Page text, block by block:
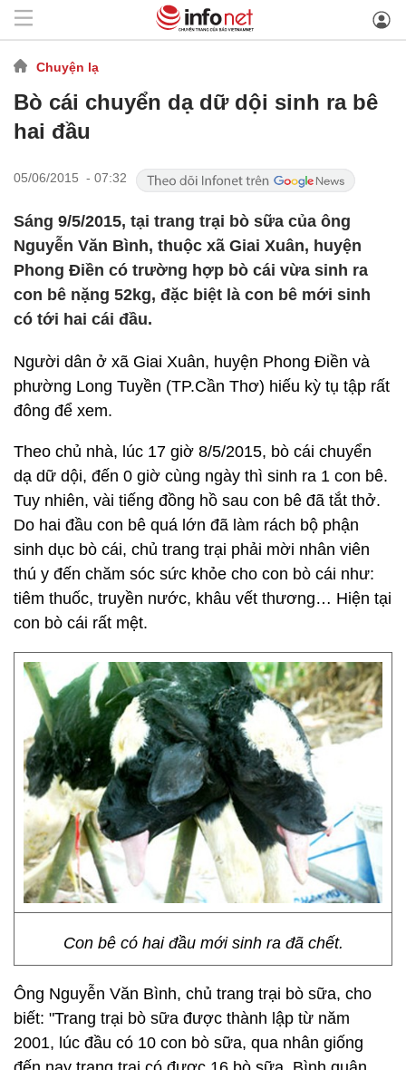
Chuyện lạ
Bò cái chuyển dạ dữ dội sinh ra bê
hai đầu
05/06/2015 - 07:32
Sáng 9/5/2015, tại trang trại bò sữa của ông
Nguyễn Văn Bình, thuộc xã Giai Xuân, huyện
Phong Điền có trường hợp bò cái vừa sinh ra
con bê nặng 52kg, đặc biệt là con bê mới sinh
có tới hai cái đầu.
Người dân ở xã Giai Xuân, huyện Phong Điền và
phường Long Tuyền (TP.Cần Thơ) hiếu kỳ tụ tập rất
đông để xem.
Theo chủ nhà, lúc 17 giờ 8/5/2015, bò cái chuyển
dạ dữ dội, đến 0 giờ cùng ngày thì sinh ra 1 con bê.
Tuy nhiên, vài tiếng đồng hồ sau con bê đã tắt thở.
Do hai đầu con bê quá lớn đã làm rách bộ phận
sinh dục bò cái, chủ trang trại phải mời nhân viên
thú y đến chăm sóc sức khỏe cho con bò cái như:
tiêm thuốc, truyền nước, khâu vết thương… Hiện tại
con bò cái rất mệt.
Con bê có hai đầu mới sinh ra đã chết.
Ông Nguyễn Văn Bình, chủ trang trại bò sữa, cho
biết: "Trang trại bò sữa được thành lập từ năm
2001, lúc đầu có 10 con bò sữa, qua nhân giống